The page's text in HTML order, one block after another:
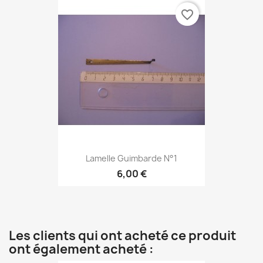
Lamelle Guimbarde N°1
6,00 €
favorite_border
Les clients qui ont acheté ce produit
ont également acheté :